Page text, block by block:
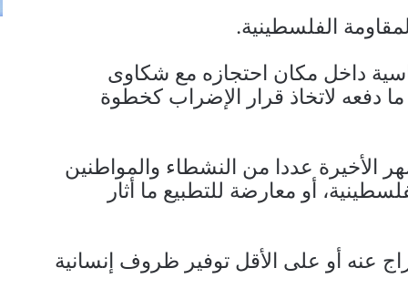
الفلسطينية.
داخل مكان احتجازه مع شكاوى
دفعه لاتخاذ قرار الإضراب كخطوة
الأخيرة عددا من النشطاء والمواطنين
أو معارضة للتطبيع ما أثار
عنه أو على الأقل توفير ظروف إنسانية